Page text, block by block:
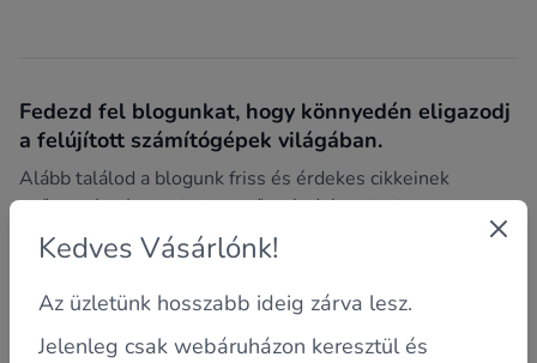
Fedezd fel blogunkat, hogy könnyedén eligazodj
a felújított számítógépek világában.
Alább találod a blogunk friss és érdekes cikkeinek
gyűjteményét, ahol alapvető számítástechnikai
trükkökkel, tippekkel, útmutatókkal, hibaelhárítással és
sok más izgalmas témával foglalkozunk.
Kedves Vásárlónk!
Az üzletünk hosszabb ideig zárva lesz.
Jelenleg csak webáruházon keresztül és